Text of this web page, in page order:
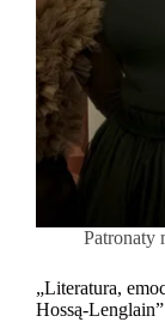
Patronaty
„Literatura,
Hossą-